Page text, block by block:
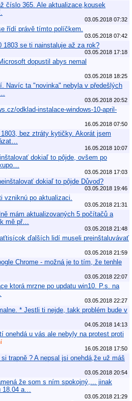
číslo 365. Ale aktualizace,kousek
03.05.2018 07:32
řídí právě tímto políčkem.
03.05.2018 07:42
1803 se ti nainstaluje až za rok?
03.05.2018 17:18
dopustil abys nemal
03.05.2018 18:25
Navíc ta "novinka" nebyla v předešlých
03.05.2018 20:52
odklad-instalace-windows-10-april-
16.05.2018 07:50
bez ztráty kytičky. Akorát jsem
16.05.2018 10:07
dokiaľ to pôjde, ovšem po
03.05.2018 17:03
dokiaľ to pôjde Důvod?
03.05.2018 19:46
vzniknú po aktualizaci.
03.05.2018 21:31
mám aktualizovaných 5 počítačů a
mě př…
03.05.2018 21:48
ďalších lidí museli preinštaluvávať
03.05.2018 21:59
Chrome - možná je to tím, že tenhle
03.05.2018 22:07
ktorá mrzne po updatu win10. P.s. na
03.05.2018 22:27
* Jestli ti nejde, takk problém bude v
04.05.2018 14:13
onehdá u vás ale nebyly na protest proti
16.05.2018 17:50
trapně ? A nepsal jsi onehdá,že už máš
03.05.2018 20:54
že som s ním spokojný,... jinak
a…
03.05.2018 21:29